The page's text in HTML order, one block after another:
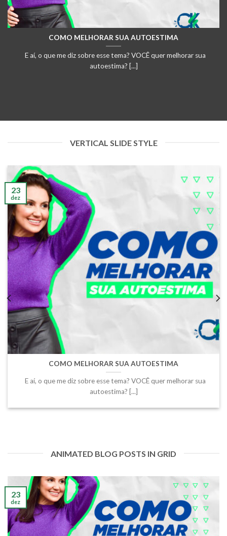
COMO MELHORAR SUA AUTOESTIMA
E aí, o que me diz sobre esse tema? VOCÊ quer melhorar sua
autoestima? [...]
VERTICAL SLIDE STYLE
COMO MELHORAR SUA AUTOESTIMA
E aí, o que me diz sobre esse tema? VOCÊ quer melhorar sua
autoestima? [...]
23
dez
ANIMATED BLOG POSTS IN GRID
23
dez